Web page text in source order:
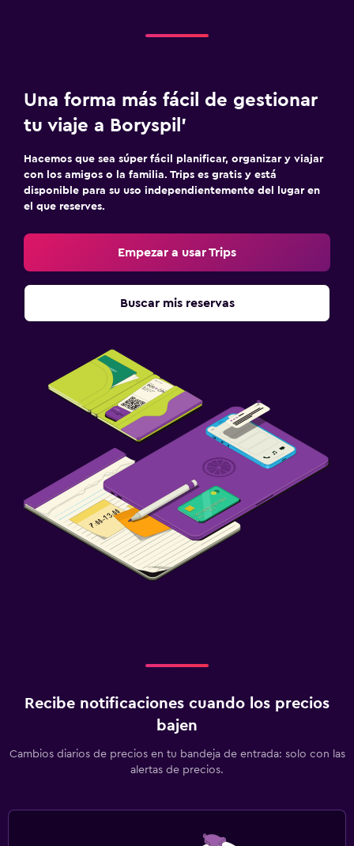
Una forma más fácil de gestionar
tu viaje a Boryspil’
Hacemos que sea súper fácil planificar, organizar y viajar
con los amigos o la familia. Trips es gratis y está
disponible para su uso independientemente del lugar en
el que reserves.
Empezar a usar Trips
Buscar mis reservas
Recibe notificaciones cuando los precios
bajen
Cambios diarios de precios en tu bandeja de entrada: solo con las
alertas de precios.